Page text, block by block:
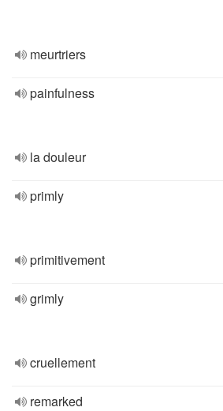
meurtriers
painfulness
la douleur
primly
primitivement
grimly
cruellement
remarked